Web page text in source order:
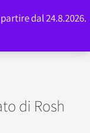
di Rosh
dal 24.8.2026.